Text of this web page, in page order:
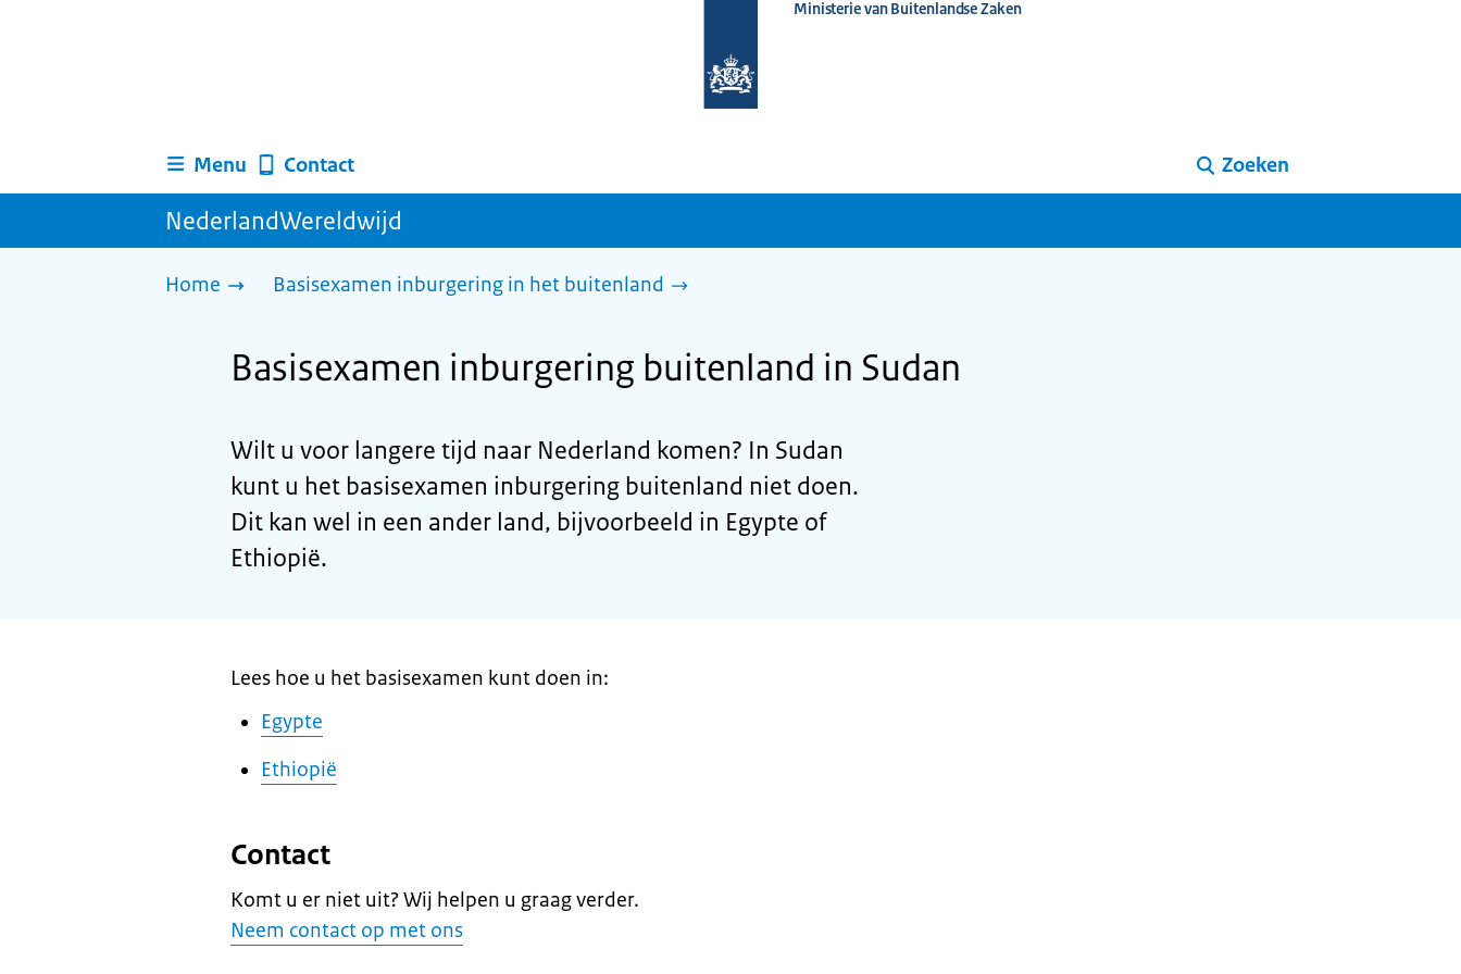
homepage
Ministerie van Buitenlandse Zaken
Menu Contact Zoeken
NederlandWereldwijd
Home Basisexamen inburgering in het buitenland
Basisexamen inburgering buitenland in Sudan
Wilt u voor langere tijd naar Nederland komen? In Sudan
kunt u het basisexamen inburgering buitenland niet doen.
Dit kan wel in een ander land, bijvoorbeeld in Egypte of
Ethiopië.
Lees hoe u het basisexamen kunt doen in:
Egypte
Ethiopië
Contact
Komt u er niet uit? Wij helpen u graag verder.
Neem contact op met ons